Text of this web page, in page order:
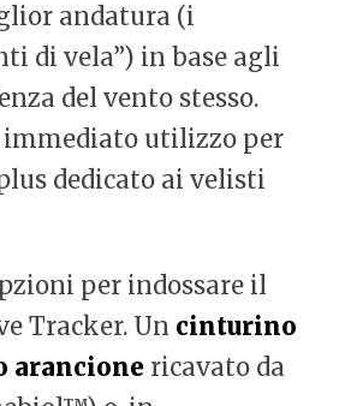
andatura (i
di vela”) in base agli
del vento stesso.
immediato utilizzo per
dedicato ai velisti
per indossare il
Tracker. Un cinturino
arancione ricavato da